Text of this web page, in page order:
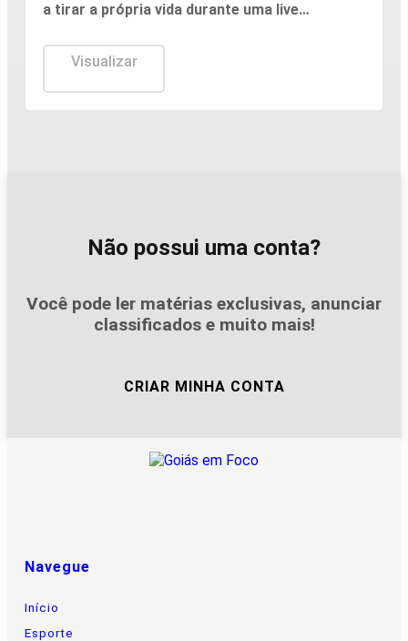
a tirar a própria vida durante uma live
Visualizar
Não possui uma conta?
Você pode ler matérias exclusivas, anunciar
classificados e muito mais!
CRIAR MINHA CONTA
Navegue
Início
Esporte